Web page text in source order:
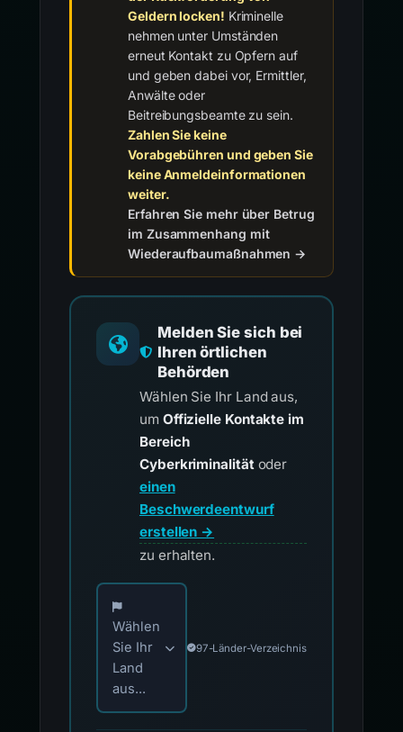
Geldern locken! Kriminelle
nehmen unter Umständen
erneut Kontakt zu Opfern auf
und geben dabei vor, Ermittler,
Anwälte oder
Beitreibungsbeamte zu sein.
Zahlen Sie keine
Vorabgebühren und geben Sie
keine Anmeldeinformationen
weiter.
Erfahren Sie mehr über Betrug
im Zusammenhang mit
Wiederaufbaumaßnahmen →
Melden Sie sich bei
Ihren örtlichen
Behörden
Wählen Sie Ihr Land aus,
um Offizielle Kontakte im
Bereich
Cyberkriminalitätoder
einen
Beschwerdeentwurf
erstellen →
zu erhalten.
Wählen Sie Ihr Land für offizielle
Wählen
Sie Ihr
Land
aus...
97-Länder-Verzeichnis